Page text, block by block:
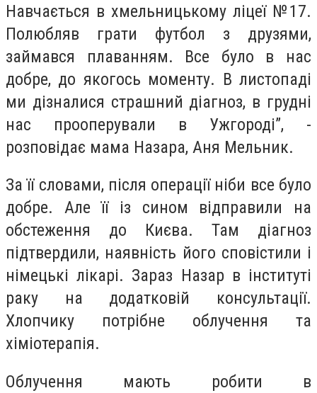
Навчається в хмельницькому ліцеї №17.
Полюбляв грати футбол з друзями,
займався плаванням. Все було в нас
добре, до якогось моменту. В листопаді
ми дізналися страшний діагноз, в грудні
нас прооперували в Ужгороді”, -
розповідає мама Назара, Аня Мельник.
За її словами, після операції ніби все було
добре. Але її із сином відправили на
обстеження до Києва. Там діагноз
підтвердили, наявність його сповістили і
німецькі лікарі. Зараз Назар в інституті
раку на додатковій консультації.
Хлопчику потрібне облучення та
хіміотерапія.
Облучення мають робити в